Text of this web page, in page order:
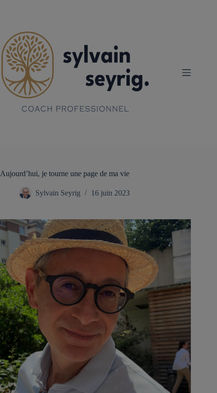
Aujourd’hui, je tourne une page de ma vie
Sylvain Seyrig 16 juin 2023